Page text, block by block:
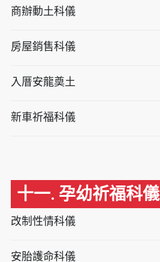
商辦動土科儀
房屋銷售科儀
入厝安龍奠土
新車祈福科儀
十一. 孕幼祈福科儀
改制性情科儀
安胎護命科儀